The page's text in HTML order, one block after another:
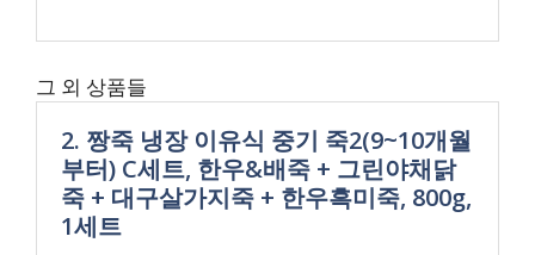
그 외 상품들
2. 짱죽 냉장 이유식 중기 죽2(9~10개월
부터) C세트, 한우&배죽 + 그린야채닭
죽 + 대구살가지죽 + 한우흑미죽, 800g,
1세트